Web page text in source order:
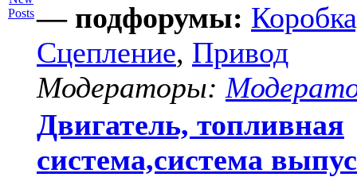
— подфорумы:
Сцепление, Привод
Модераторы:
Двигатель, топливная
система,система